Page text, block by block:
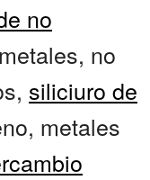
no
no
siliciuro de
metales